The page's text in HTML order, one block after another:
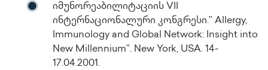
იმუნორეაბილიტაციის VII
ინტერნაციონალური კონგრესი.’’ Allergy,
Immunology and Global Network: Insight into
New Millennium’’. New York, USA. 14-
17.04.2001.